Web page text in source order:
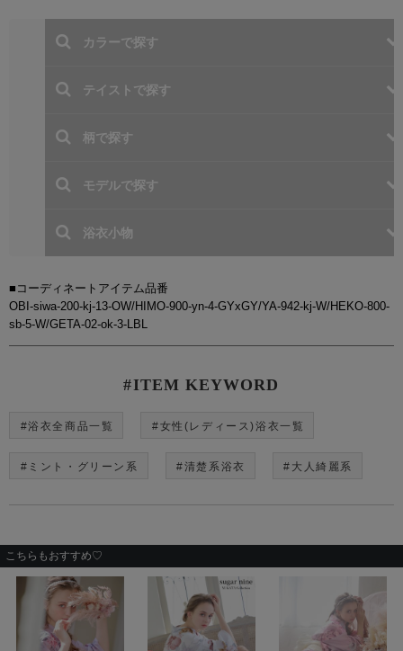
■コーディネートアイテム品番
OBI-siwa-200-kj-13-OW/HIMO-900-yn-4-GYxGY/YA-942-kj-W/HEKO-800-
sb-5-W/GETA-02-ok-3-LBL
#ITEM KEYWORD
#浴衣全商品一覧 #女性(レディース)浴衣一覧
#ミント・グリーン系 #清楚系浴衣 #大人綺麗系
こちらもおすすめ♡